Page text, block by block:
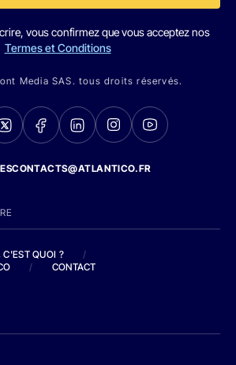
vous confirmez que vous acceptez nos
Termes et Conditions
Media SAS. tous droits réservés.
C'EST QUOI ?
/
/ CONTACT